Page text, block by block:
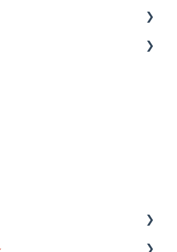
情報
使い方